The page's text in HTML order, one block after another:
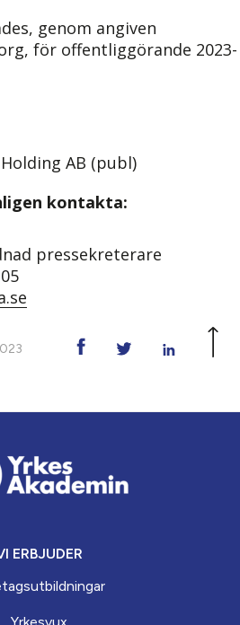
genom angiven
för offentliggörande 2023-
AB (publ)
kontakta:
pressekreterare
ERBJUDER